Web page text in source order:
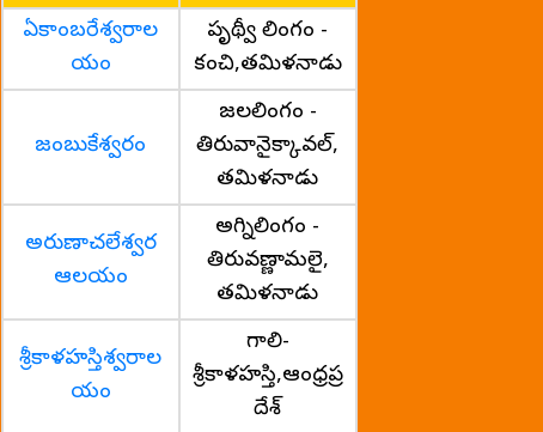
ఏకాంబరేశ్వరాల
యం
పృథ్వీ లింగం -
కంచి,తమిళనాడు
జంబుకేశ్వరం
జలలింగం -
తిరువానైక్కావల్,
తమిళనాడు
అరుణాచలేశ్వర
ఆలయం
అగ్నిలింగం -
తిరువణ్ణామలై,
తమిళనాడు
శ్రీకాళహస్తిశ్వరాల
యం
గాలి-
శ్రీకాళహస్తి,ఆంధ్రప్ర
దేశ్